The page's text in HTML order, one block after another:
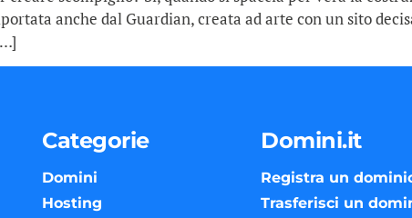
anche dal Guardian, creata ad arte con un sito
Categorie
Domini
Hosting
Domini.it
Registra un
Trasferisci un